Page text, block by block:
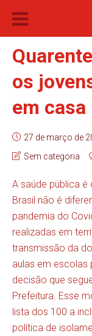
os
em casa
27 de março de
Sem categoria
A saúde pública é
Brasil não é
pandemia do
realizadas em
transmissão da
aulas em escolas
decisão que
Prefeitura. Esse
lista dos 100 a
política de